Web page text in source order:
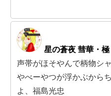
星の蒼夜 彗華・極
声帯がほそやんで柄物シ
やべーやつが浮かぶから
よ、福島光忠